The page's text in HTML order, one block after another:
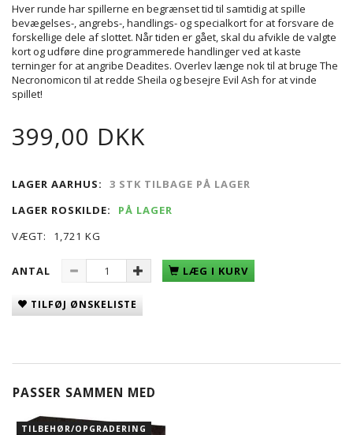
Hver runde har spillerne en begrænset tid til samtidig at spille
bevægelses-, angrebs-, handlings- og specialkort for at forsvare de
forskellige dele af slottet. Når tiden er gået, skal du afvikle de valgte
kort og udføre dine programmerede handlinger ved at kaste
terninger for at angribe Deadites. Overlev længe nok til at bruge The
Necronomicon til at redde Sheila og besejre Evil Ash for at vinde
spillet!
399,00 DKK
LAGER AARHUS:
3 STK TILBAGE PÅ LAGER
LAGER ROSKILDE:
PÅ LAGER
VÆGT:
1,721 KG
ANTAL LÆG I KURV
TILFØJ ØNSKELISTE
PASSER SAMMEN MED
TILBEHØR/OPGRADERING